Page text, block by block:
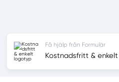
Få hjälp från Formulär
Kostnadsfritt & enkelt